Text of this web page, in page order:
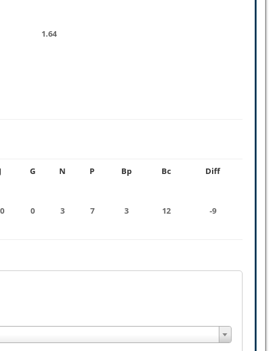
1.64
G N P Bp Bc Diff
0 3 7 3 12 -9